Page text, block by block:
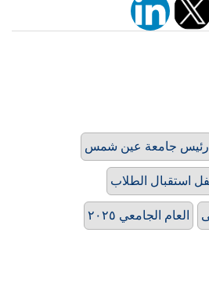
رئيس جامعة عين شمس
استقبال الطلاب
العام الجامعي ٢٠٢٥